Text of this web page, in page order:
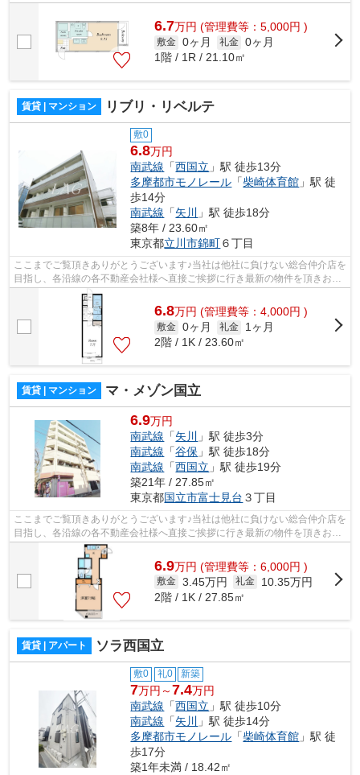
様へ提供しております！最新の情報は...
6.7万円 (管理費等：5,000円 )
敷金 0ヶ月 礼金 0ヶ月
1階 / 1R / 21.10㎡
賃貸 | マンション リブリ・リベルテ
敷0
6.8万円
南武線 「西国立 」駅 徒歩13分
多摩都市モノレール 「柴崎体育館 」駅 徒
歩14分
南武線 「矢川 」駅 徒歩18分
築8年 / 23.60㎡
東京都立川市錦町６丁目
ここまでご覧頂きありがとうございます♪当社は他社に負けない総合仲介店を
目指し、各沿線の各不動産会社様へ直接ご挨拶に行き最新の物件を頂きお客
様へ提供しております！最新の情報は...
6.8万円 (管理費等：4,000円 )
敷金 0ヶ月 礼金
1ヶ月
2階 / 1K / 23.60㎡
賃貸 | マンション マ・メゾン国立
6.9万円
南武線 「矢川
」駅 徒歩3分
南武線 「谷保 」駅 徒歩18分
南武線 「西国立 」駅 徒歩19分
築21年 / 27.85㎡
東京都国立市富士見台 ３丁目
ここまでご覧頂きありがとうございます♪当社は他社に負けない総合仲介店を
目指し、各沿線の各不動産会社様へ直接ご挨拶に行き最新の物件を頂きお客
様へ提供しております！最新の情報は...
6.9万円 (管理費等：6,000円 )
敷金 3.45万円 礼金
10.35万円
2階 / 1K / 27.85㎡
賃貸 | アパート ソラ西国立
敷0 礼0 新築
7万円～7.4万円
南武線 「西国立 」駅 徒歩10分
南武線 「矢川
」駅 徒歩14分
多摩都市モノレール 「柴崎体育館 」駅 徒
歩17分
築1年未満 / 18.42㎡